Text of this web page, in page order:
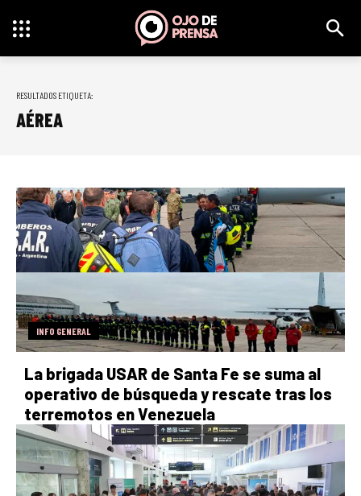
RESULTADOS ETIQUETA:
AÉREA
INFO GENERAL
La brigada USAR de Santa Fe se suma al
operativo de búsqueda y rescate tras los
terremotos en Venezuela